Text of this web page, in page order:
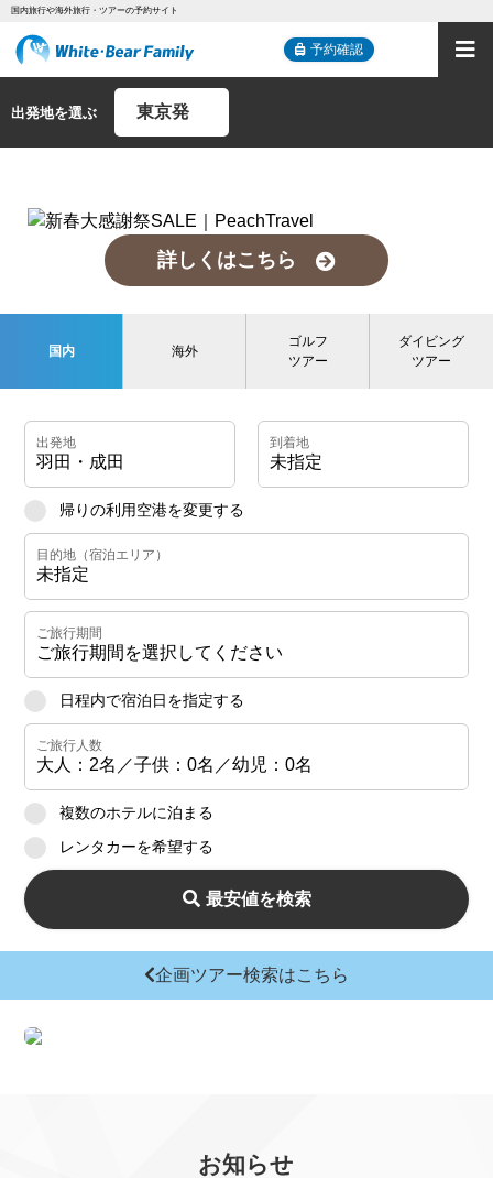
国内旅行や海外旅行・ツアーの予約サイト
予約確認
営業時間
月～金曜日 10:00～17:00
出発地を選ぶ
詳しくはこちら
国内 海外
ゴルフ
ツアー
ダイビング
ツアー
帰りの利用空港を変更する
日程内で宿泊日を指定する
複数のホテルに泊まる
レンタカーを希望する
最安値を検索
企画ツアー検索はこちら
お知らせ